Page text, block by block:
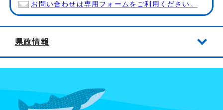
お問い合わせは専用フォームをご利用ください。
県政情報